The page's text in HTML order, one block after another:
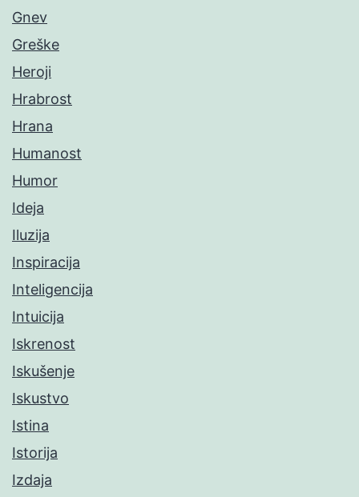
Gnev
Greške
Heroji
Hrabrost
Hrana
Humanost
Humor
Ideja
Iluzija
Inspiracija
Inteligencija
Intuicija
Iskrenost
Iskušenje
Iskustvo
Istina
Istorija
Izdaja